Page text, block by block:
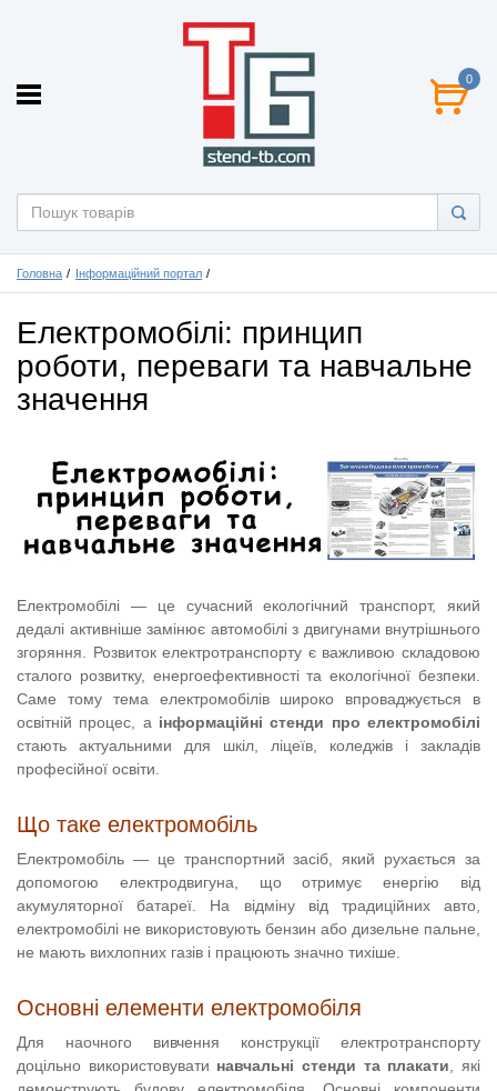
0
Головна Інформаційний портал
Електромобілі: принцип
роботи, переваги та навчальне
значення
Електромобілі — це сучасний екологічний транспорт, який
дедалі активніше замінює автомобілі з двигунами внутрішнього
згоряння. Розвиток електротранспорту є важливою складовою
сталого розвитку, енергоефективності та екологічної безпеки.
Саме тому тема електромобілів широко впроваджується в
освітній процес, а інформаційні стенди про електромобілі
стають актуальними для шкіл, ліцеїв, коледжів і закладів
професійної освіти.
Що таке електромобіль
Електромобіль — це транспортний засіб, який рухається за
допомогою електродвигуна, що отримує енергію від
акумуляторної батареї. На відміну від традиційних авто,
електромобілі не використовують бензин або дизельне пальне,
не мають вихлопних газів і працюють значно тихіше.
Основні елементи електромобіля
Для наочного вивчення конструкції електротранспорту
доцільно використовувати навчальні стенди та плакати , які